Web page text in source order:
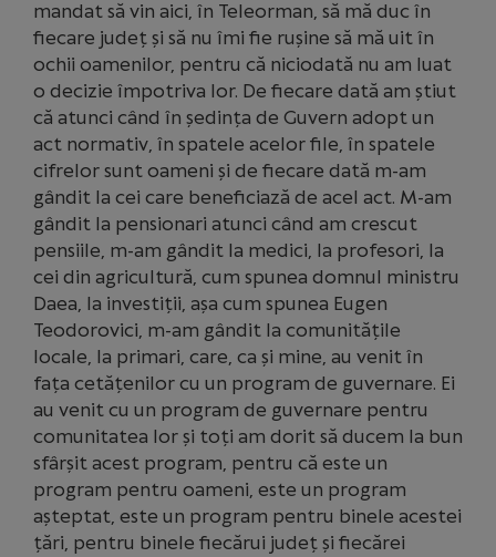
mandat să vin aici, în Teleorman, să mă duc în
fiecare județ și să nu îmi fie rușine să mă uit în
ochii oamenilor, pentru că niciodată nu am luat
o decizie împotriva lor. De fiecare dată am știut
că atunci când în ședința de Guvern adopt un
act normativ, în spatele acelor file, în spatele
cifrelor sunt oameni și de fiecare dată m-am
gândit la cei care beneficiază de acel act. M-am
gândit la pensionari atunci când am crescut
pensiile, m-am gândit la medici, la profesori, la
cei din agricultură, cum spunea domnul ministru
Daea, la investiții, așa cum spunea Eugen
Teodorovici, m-am gândit la comunitățile
locale, la primari, care, ca și mine, au venit în
fața cetățenilor cu un program de guvernare. Ei
au venit cu un program de guvernare pentru
comunitatea lor și toți am dorit să ducem la bun
sfârșit acest program, pentru că este un
program pentru oameni, este un program
așteptat, este un program pentru binele acestei
țări, pentru binele fiecărui județ și fiecărei